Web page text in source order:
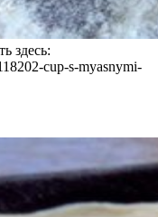
здесь:
cup-s-myasnymi-